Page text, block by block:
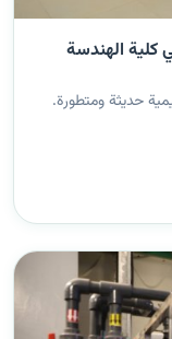
كلية الهندسة
حديثة ومتطورة.